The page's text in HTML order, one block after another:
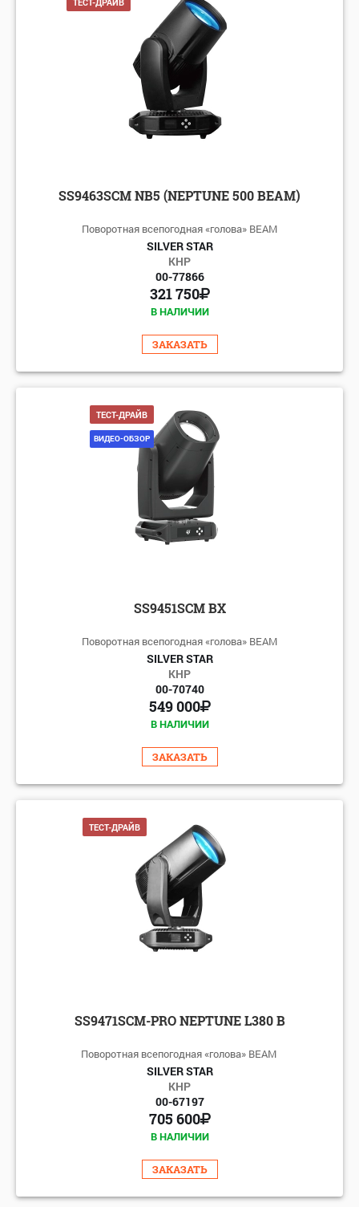
SS9463SCM NB5 (NEPTUNE 500 BEAM)
Поворотная всепогодная «голова» BEAM
SILVER STAR
КНР
00-77866
321 750
В НАЛИЧИИ
ЗАКАЗАТЬ
ТЕСТ-ДРАЙВ
ВИДЕО-ОБЗОР
SS9451SCM BX
Поворотная всепогодная «голова» BEAM
SILVER STAR
КНР
00-70740
549 000
В НАЛИЧИИ
ЗАКАЗАТЬ
ТЕСТ-ДРАЙВ
SS9471SCM-PRO NEPTUNE L380 B
Поворотная всепогодная «голова» BEAM
SILVER STAR
КНР
00-67197
705 600
В НАЛИЧИИ
ЗАКАЗАТЬ